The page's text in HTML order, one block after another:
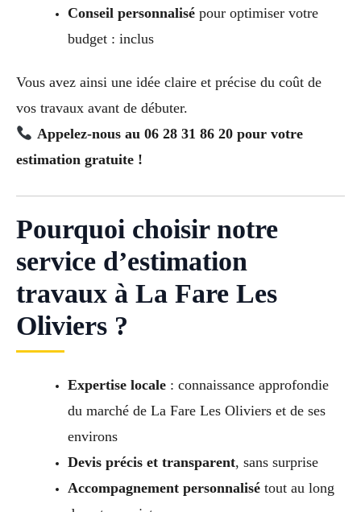
Conseil personnalisépour optimiser votre
budget : inclus
Vous avez ainsi une idée claire et précise du coût de
vos travaux avant de débuter.
Appelez-nous au 06 28 31 86 20 pour votre
estimation gratuite !
Pourquoi choisir notre
service d’estimation
travaux à La Fare Les
Oliviers ?
Expertise locale: connaissance approfondie
du marché de La Fare Les Oliviers et de ses
environs
Devis précis et transparent, sans surprise
Accompagnement personnalisétout au long